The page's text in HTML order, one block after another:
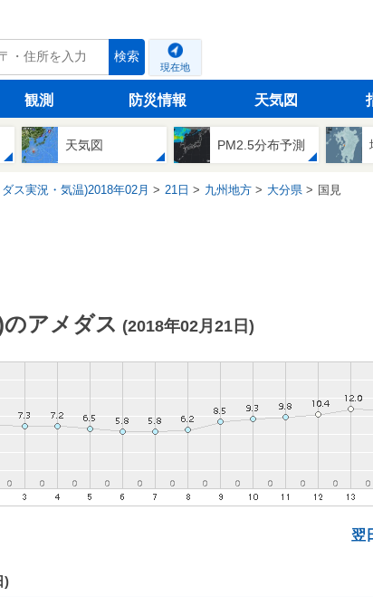
検索
現在地
観測 防災情報 天気図
天気図 PM2.5分布予測
ス実況・気温)2018年02月 21日 九州地方 大分県 国見
アメダス (2018年02月21日)
翌
)